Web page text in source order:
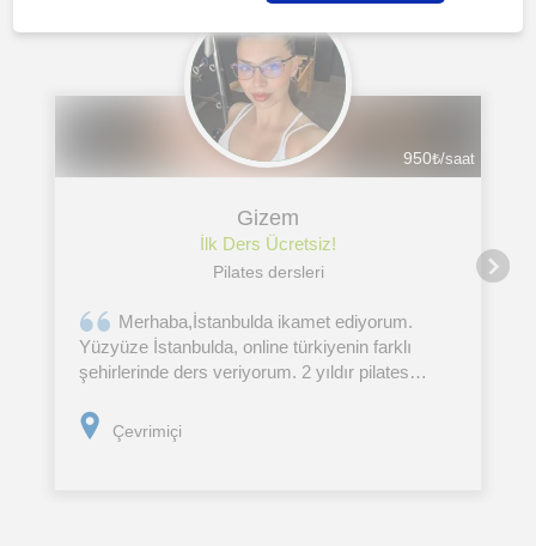
950₺/saat
Gizem
İlk Ders Ücretsiz!
Pilates dersleri
Merhaba,İstanbulda ikamet ediyorum.
Yüzyüze İstanbulda, online türkiyenin farklı
şehirlerinde ders veriyorum. 2 yıldır pilates
pilatesi, strenching ve fonksiyonel antrenman
dersleri
Çevrimiçi